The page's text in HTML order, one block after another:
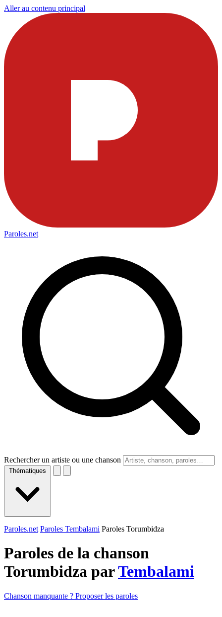
Aller au contenu principal
Paroles.net
Rechercher un artiste ou une chanson
Thématiques
Paroles.net Paroles Tembalami Paroles Torumbidza
Paroles de la chanson
Torumbidza parTembalami
Chanson manquante ? Proposer les paroles